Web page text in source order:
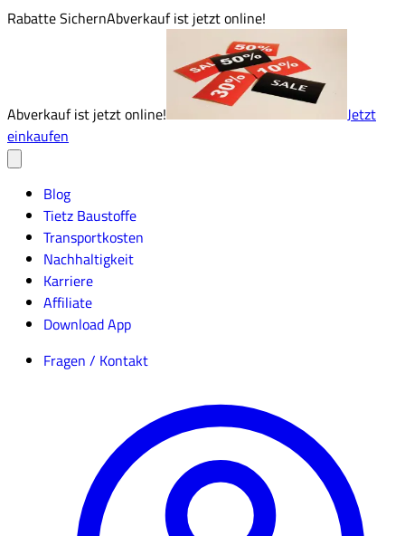
Rabatte SichernAbverkauf ist jetzt online!
Abverkauf ist jetzt online!
Jetzt
einkaufen
Blog
Tietz Baustoffe
Transportkosten
Nachhaltigkeit
Karriere
Affiliate
Download App
Fragen / Kontakt